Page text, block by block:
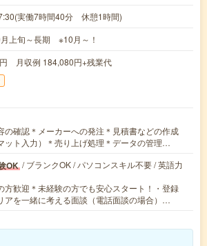
実働7時間40分 休憩1時間)
上旬～長期 ※10月～！
月収例 184,080円+残業代
の確認＊メーカーへの発注＊見積書などの作成
ット入力）＊売り上げ処理＊データの管理…
OK / ブランクOK / パソコンスキル不要 / 英語力
方歓迎＊未経験の方でも安心スタート！・登録
アを一緒に考える面談（電話面談の場合）…